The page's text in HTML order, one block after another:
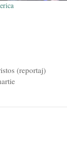
(reportaj)